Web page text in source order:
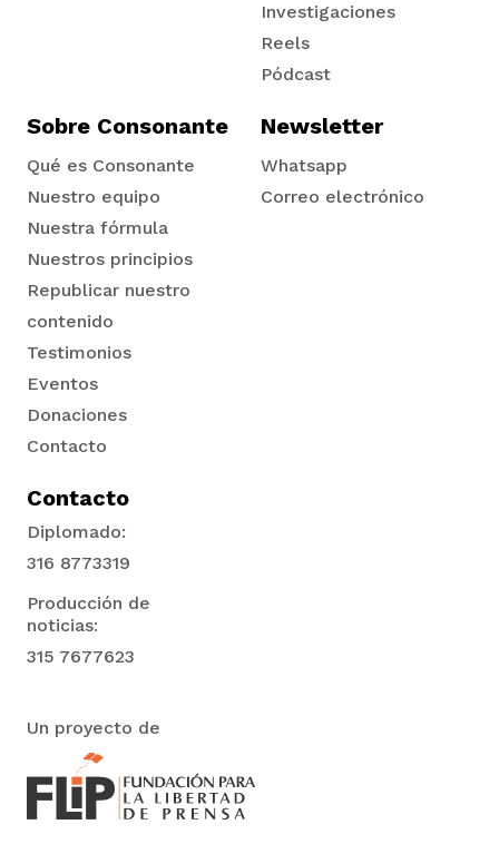
Investigaciones
Reels
Pódcast
Sobre Consonante
Qué es Consonante
Nuestro equipo
Nuestra fórmula
Nuestros principios
Republicar nuestro
contenido
Testimonios
Eventos
Donaciones
Contacto
Newsletter
Whatsapp
Correo electrónico
Contacto
Diplomado:
316 8773319
Producción de
noticias:
315 7677623
Un proyecto de